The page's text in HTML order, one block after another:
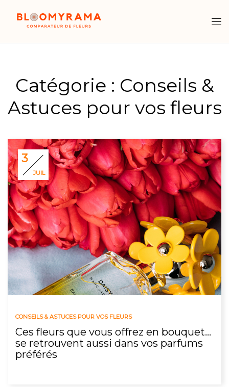
Catégorie : Conseils &
Astuces pour vos fleurs
3
JUIL
CONSEILS & ASTUCES POUR VOS FLEURS
Ces fleurs que vous offrez en bouquet…
se retrouvent aussi dans vos parfums
préférés